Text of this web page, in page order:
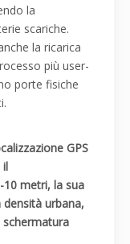
la
scariche.
la ricarica
più user-
porte fisiche
GPS
il
metri, la sua
urbana,